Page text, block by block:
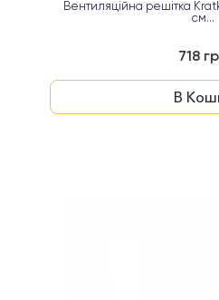
Вентиляційна решітка
см...
718
В